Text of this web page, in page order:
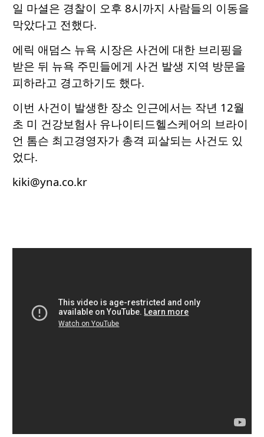
일 마셜은 경찰이 오후 8시까지 사람들의 이동을
막았다고 전했다.
에릭 애덤스 뉴욕 시장은 사건에 대한 브리핑을
받은 뒤 뉴욕 주민들에게 사건 발생 지역 방문을
피하라고 경고하기도 했다.
이번 사건이 발생한 장소 인근에서는 작년 12월
초 미 건강보험사 유나이티드헬스케어의 브라이
언 톰슨 최고경영자가 총격 피살되는 사건도 있
었다.
kiki@yna.co.kr